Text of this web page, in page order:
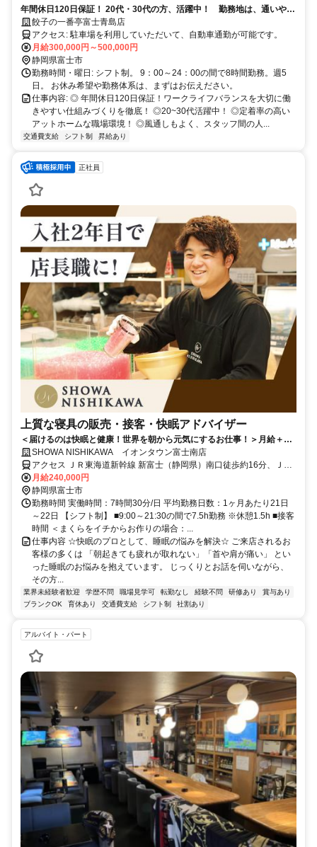
年間休日120日保証！ 20代・30代の方、活躍中！ 勤務地は、通いやす
い店舗をご相談ください。
餃子の一番亭富士青島店
アクセス: 駐車場を利用していただいて、自動車通勤が可能です。
月給300,000円～500,000円
静岡県富士市
勤務時間・曜日: シフト制。 9：00～24：00の間で8時間勤務。週5
日。 お休み希望や勤務体系は、まずはお伝えださい。
仕事内容: ◎ 年間休日120日保証！ワークライフバランスを大切に働
きやすい仕組みづくりを徹底！ ◎20~30代活躍中！ ◎定着率の高い
アットホームな職場環境！ ◎風通しもよく、スタッフ間の人...
交通費支給 シフト制 昇給あり
正社員
上質な寝具の販売・接客・快眠アドバイザー
＜届けるのは快眠と健康！世界を朝から元気にするお仕事！＞月給＋イ
ンセンも◎ネトフリ無料などユニークな福利厚生も♪
SHOWA NISHIKAWA イオンタウン富士南店
アクセス ＪＲ東海道新幹線 新富士（静岡県）南口徒歩約16分、ＪＲ
東海道本線 吉原南口徒歩約35分、岳南電車 ジヤトコ前（ジヤトコ１
地区前）徒歩約35分
月給240,000円
静岡県富士市
勤務時間 実働時間：7時間30分/日 平均勤務日数：1ヶ月あたり21日
～22日 【シフト制】 ■9:00～21:30の間で7.5h勤務 ※休憩1.5h ■接客
時間 ＜まくらをイチからお作りの場合：...
仕事内容 ☆快眠のプロとして、睡眠の悩みを解決☆ ご来店されるお
客様の多くは 「朝起きても疲れが取れない」「首や肩が痛い」 とい
った睡眠のお悩みを抱えています。 じっくりとお話を伺いながら、
その方...
業界未経験者歓迎 学歴不問 職場見学可 転勤なし 経験不問 研修あり
賞与あり
ブランクOK
育休あり 交通費支給 シフト制 社割あり
アルバイト・パート